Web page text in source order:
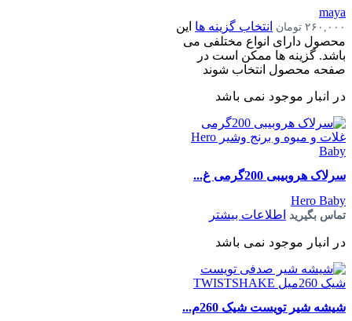
maya
۲۶۰,۰۰۰ تومان انتخاب گزینه ها این
محصول دارای انواع مختلفی می
باشد. گزینه ها ممکن است در
صفحه محصول انتخاب شوند
در انبار موجود نمی باشد
سرلاک هروبیبی 200گرمی غ...
Hero Baby
تماس بگیرید اطلاعات بیشتر
در انبار موجود نمی باشد
شیشه شیر تویست شیک 260م...